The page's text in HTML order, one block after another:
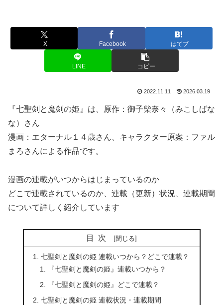
X Facebook はてブ
LINE コピー
2022.11.11 2026.03.19
『七聖剣と魔剣の姫』は、原作：御子柴奈々（みこしばな
な）さん
漫画：エターナル１４歳さん、キャラクター原案：ファル
まろさんによる作品です。
漫画の連載がいつからはじまっているのか
どこで連載されているのか、連載（更新）状況、連載期間
について詳しく紹介しています
目次
七聖剣と魔剣の姫 連載いつから？どこで連載？
『七聖剣と魔剣の姫』連載いつから？
『七聖剣と魔剣の姫』どこで連載？
七聖剣と魔剣の姫 連載状況・連載期間